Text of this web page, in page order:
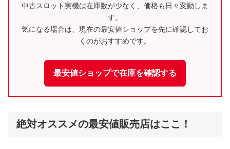
中古スロット実機は在庫数が少なく、価格も日々変動しま
す。
気になる場合は、現在の最安値ショップを先に確認してお
くのがおすすめです。
最安値ショップで在庫を確認する
絶対オススメの最安値販売店はここ！